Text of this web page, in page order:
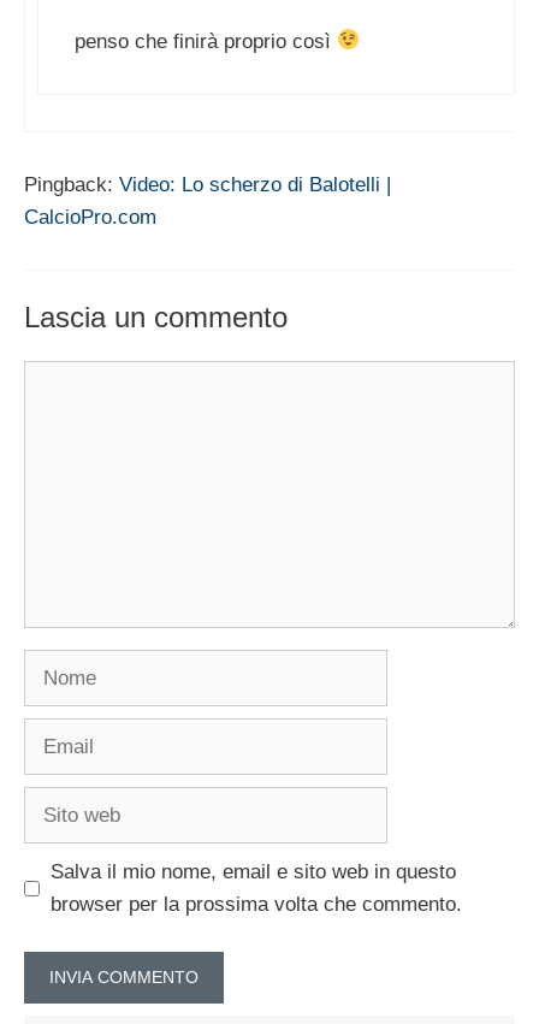
penso che finirà proprio così
Pingback: Video: Lo scherzo di Balotelli |
CalcioPro.com
Lascia un commento
Nome
Email
Sito
Salva il mio nome, email e sito web in questo
browser per la prossima volta che commento.